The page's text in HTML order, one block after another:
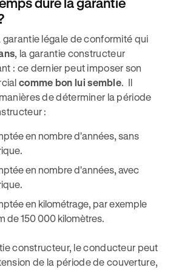
légale de conformité qui
, la garantie constructeur
: ce dernier peut imposer son
comme bon lui semble. Il
de déterminer la période
:
en nombre d'années, sans
en nombre d'années, avec
en kilométrage, par exemple
de 150 000 kilomètres.
constructeur, le conducteur peut
de la période de couverture,